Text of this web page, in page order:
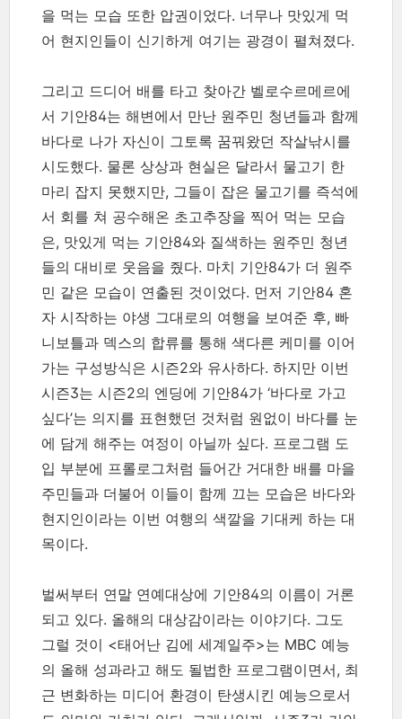
을 먹는 모습 또한 압권이었다. 너무나 맛있게 먹
어 현지인들이 신기하게 여기는 광경이 펼쳐졌다.
그리고 드디어 배를 타고 찾아간 벨로수르메르에
서 기안84는 해변에서 만난 원주민 청년들과 함께
바다로 나가 자신이 그토록 꿈꿔왔던 작살낚시를
시도했다. 물론 상상과 현실은 달라서 물고기 한
마리 잡지 못했지만, 그들이 잡은 물고기를 즉석에
서 회를 쳐 공수해온 초고추장을 찍어 먹는 모습
은, 맛있게 먹는 기안84와 질색하는 원주민 청년
들의 대비로 웃음을 줬다. 마치 기안84가 더 원주
민 같은 모습이 연출된 것이었다. 먼저 기안84 혼
자 시작하는 야생 그대로의 여행을 보여준 후, 빠
니보틀과 덱스의 합류를 통해 색다른 케미를 이어
가는 구성방식은 시즌2와 유사하다. 하지만 이번
시즌3는 시즌2의 엔딩에 기안84가 ‘바다로 가고
싶다’는 의지를 표현했던 것처럼 원없이 바다를 눈
에 담게 해주는 여정이 아닐까 싶다. 프로그램 도
입 부분에 프롤로그처럼 들어간 거대한 배를 마을
주민들과 더불어 이들이 함께 끄는 모습은 바다와
현지인이라는 이번 여행의 색깔을 기대케 하는 대
목이다.
벌써부터 연말 연예대상에 기안84의 이름이 거론
되고 있다. 올해의 대상감이라는 이야기다. 그도
그럴 것이 <태어난 김에 세계일주>는 MBC 예능
의 올해 성과라고 해도 될법한 프로그램이면서, 최
근 변화하는 미디어 환경이 탄생시킨 예능으로서